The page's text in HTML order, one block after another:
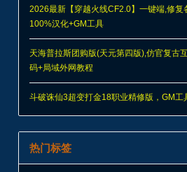
2026最新【穿越火线CF2.0】一键端,修复
100%汉化+GM工具
天海普拉斯团购版(天元第四版),仿官复古
码+局域外网教程
斗破诛仙3超变打金18职业精修版，GM工
热门标签